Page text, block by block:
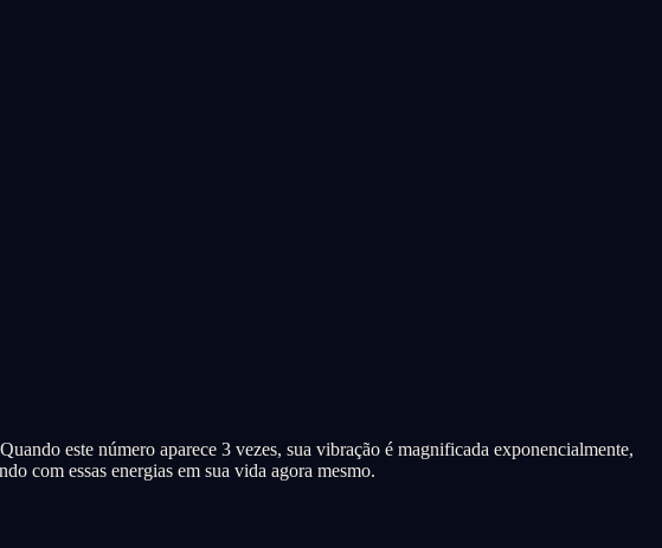
este número aparece 3 vezes, sua vibração é magnificada exponencialmente,
com essas energias em sua vida agora mesmo.